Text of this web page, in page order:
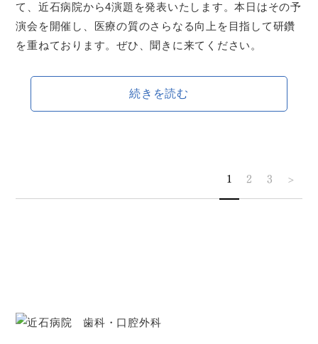
て、近石病院から4演題を発表いたします。本日はその予
演会を開催し、医療の質のさらなる向上を目指して研鑽
を重ねております。ぜひ、聞きに来てください。
続きを読む
1 2 3 >